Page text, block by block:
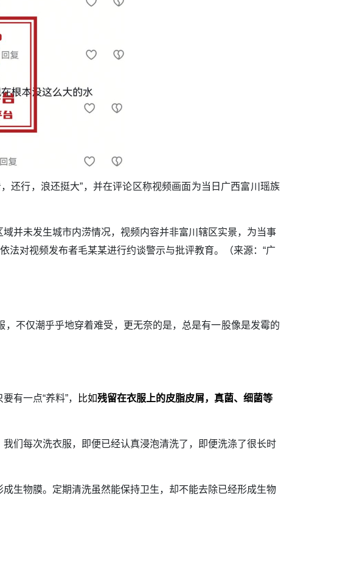
还行，浪还挺大”，并在评论区称视频画面为当日广西富川瑶族
未发生城市内涝情况，视频内容并非富川辖区实景，为当事
法对视频发布者毛某某进行约谈警示与批评教育。（来源：“广
不仅潮乎乎地穿着难受，更无奈的是，总是有一股像是发霉的
一点“养料”， 比如残留在衣服上的皮脂皮屑，真菌、细菌等
每次洗衣服，即便已经认真浸泡清洗了，即便洗涤了很长时
物膜。定期清洗虽然能保持卫生，却不能去除已经形成生物